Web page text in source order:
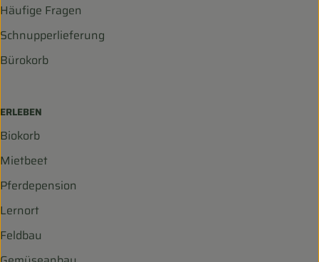
Häufige Fragen
Schnupperlieferung
Bürokorb
ERLEBEN
Biokorb
Mietbeet
Pferdepension
Lernort
Feldbau